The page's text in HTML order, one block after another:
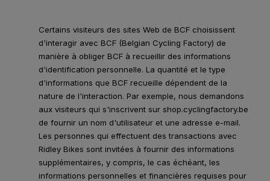
Certains visiteurs des sites Web de BCF choisissent
d'interagir avec BCF (Belgian Cycling Factory) de
manière à obliger BCF à recueillir des informations
d'identification personnelle. La quantité et le type
d'informations que BCF recueille dépendent de la
nature de l'interaction. Par exemple, nous demandons
aux visiteurs qui s'inscrivent sur shop.cyclingfactory.be
de fournir un nom d'utilisateur et une adresse e-mail.
Les personnes qui effectuent des transactions avec
Ridley Bikes sont invitées à fournir des informations
supplémentaires, y compris, le cas échéant, les
informations personnelles et financières requises pour